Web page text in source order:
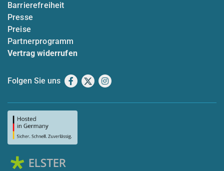
Barrierefreiheit
Presse
Preise
Partnerprogramm
Vertrag widerrufen
Folgen Sie uns Facebook
X Instagram